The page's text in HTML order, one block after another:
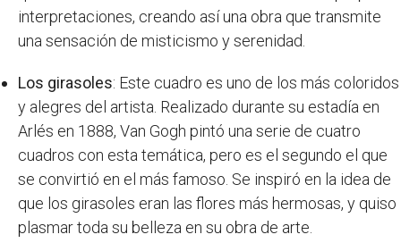
interpretaciones, creando así una obra que transmite
una sensación de misticismo y serenidad.
Los girasoles: Este cuadro es uno de los más coloridos
y alegres del artista. Realizado durante su estadía en
Arlés en 1888, Van Gogh pintó una serie de cuatro
cuadros con esta temática, pero es el segundo el que
se convirtió en el más famoso. Se inspiró en la idea de
que los girasoles eran las flores más hermosas, y quiso
plasmar toda su belleza en su obra de arte.